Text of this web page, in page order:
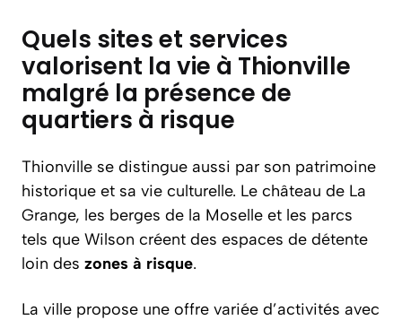
Quels sites et services
valorisent la vie à Thionville
malgré la présence de
quartiers à risque
Thionville se distingue aussi par son patrimoine
historique et sa vie culturelle. Le château de La
Grange, les berges de la Moselle et les parcs
tels que Wilson créent des espaces de détente
loin des zones à risque.
La ville propose une offre variée d’activités avec